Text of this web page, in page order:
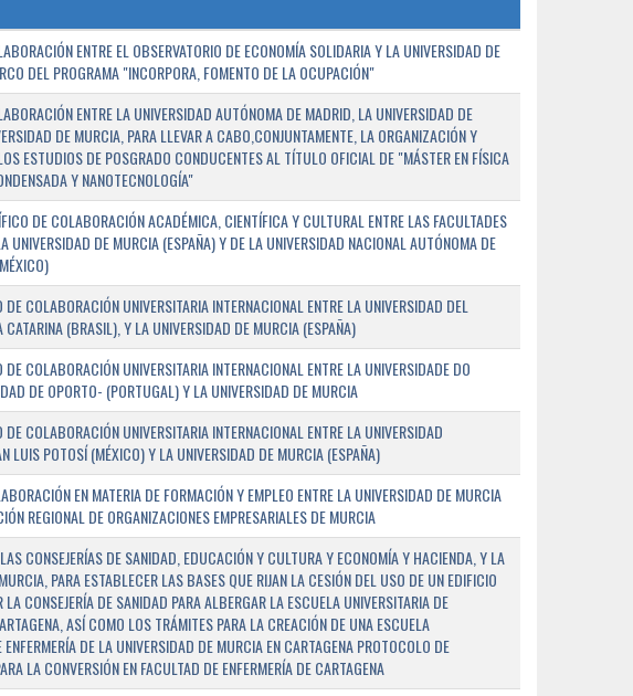
ENTRE EL OBSERVATORIO DE ECONOMÍA SOLIDARIA Y LA UNIVERSIDAD DE
DEL PROGRAMA "INCORPORA, FOMENTO DE LA OCUPACIÓN"
ENTRE LA UNIVERSIDAD AUTÓNOMA DE MADRID, LA UNIVERSIDAD DE
DE MURCIA, PARA LLEVAR A CABO,CONJUNTAMENTE, LA ORGANIZACIÓN Y
ESTUDIOS DE POSGRADO CONDUCENTES AL TÍTULO OFICIAL DE "MÁSTER EN FÍSICA
Y NANOTECNOLOGÍA"
DE COLABORACIÓN ACADÉMICA, CIENTÍFICA Y CULTURAL ENTRE LAS FACULTADES
UNIVERSIDAD DE MURCIA (ESPAÑA) Y DE LA UNIVERSIDAD NACIONAL AUTÓNOMA DE
DE COLABORACIÓN UNIVERSITARIA INTERNACIONAL ENTRE LA UNIVERSIDAD DEL
CATARINA (BRASIL), Y LA UNIVERSIDAD DE MURCIA (ESPAÑA)
DE COLABORACIÓN UNIVERSITARIA INTERNACIONAL ENTRE LA UNIVERSIDADE DO
DE OPORTO- (PORTUGAL) Y LA UNIVERSIDAD DE MURCIA
DE COLABORACIÓN UNIVERSITARIA INTERNACIONAL ENTRE LA UNIVERSIDAD
LUIS POTOSÍ (MÉXICO) Y LA UNIVERSIDAD DE MURCIA (ESPAÑA)
EN MATERIA DE FORMACIÓN Y EMPLEO ENTRE LA UNIVERSIDAD DE MURCIA
REGIONAL DE ORGANIZACIONES EMPRESARIALES DE MURCIA
CONSEJERÍAS DE SANIDAD, EDUCACIÓN Y CULTURA Y ECONOMÍA Y HACIENDA, Y LA
PARA ESTABLECER LAS BASES QUE RIJAN LA CESIÓN DEL USO DE UN EDIFICIO
CONSEJERÍA DE SANIDAD PARA ALBERGAR LA ESCUELA UNIVERSITARIA DE
ASÍ COMO LOS TRÁMITES PARA LA CREACIÓN DE UNA ESCUELA
ENFERMERÍA DE LA UNIVERSIDAD DE MURCIA EN CARTAGENA PROTOCOLO DE
LA CONVERSIÓN EN FACULTAD DE ENFERMERÍA DE CARTAGENA